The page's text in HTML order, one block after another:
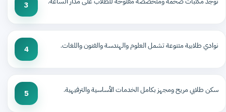
3
نوادي طلابية متنوعة تشمل العلوم والهندسة والفنون واللغات. 4
سكن طلابي مريح ومجهز بكامل الخدمات الأساسية والترفيهية. 5